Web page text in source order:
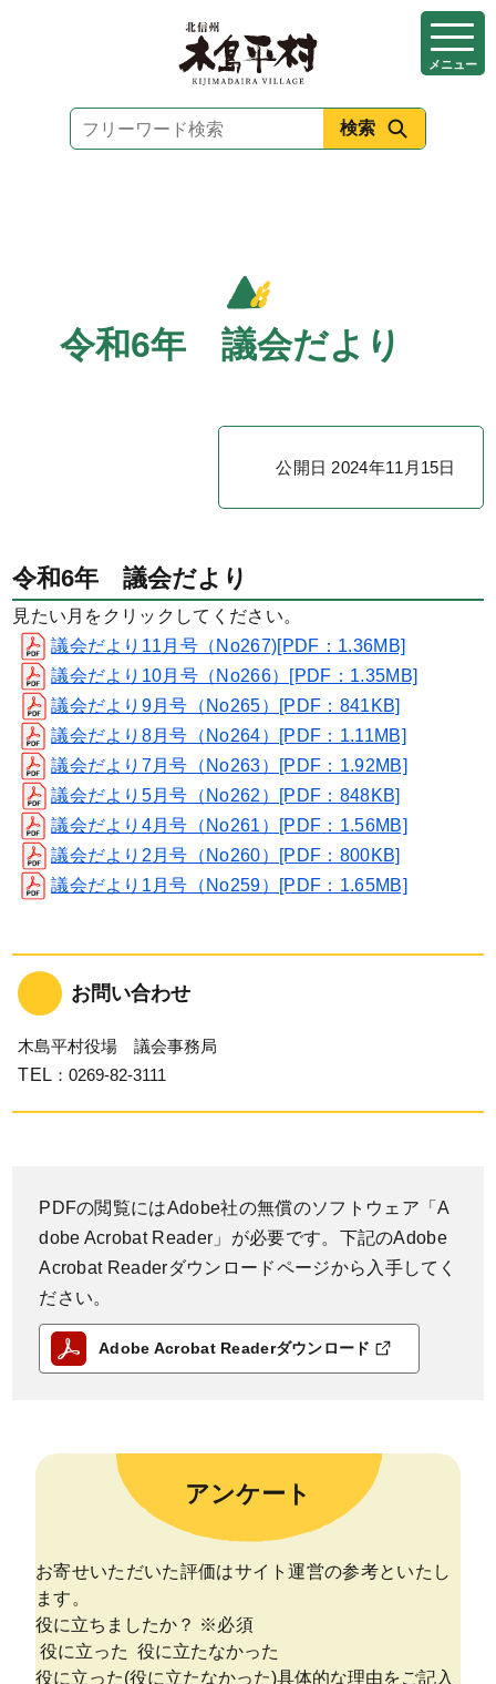
メニュー
令和6年 議会だより
公開日 2024年11月15日
令和6年 議会だより
見たい月をクリックしてください。
議会だより11月号（No267)[PDF：1.36MB]
議会だより10月号（No266）[PDF：1.35MB]
議会だより9月号（No265）[PDF：841KB]
議会だより8月号（No264）[PDF：1.11MB]
議会だより7月号（No263）[PDF：1.92MB]
議会だより5月号（No262）[PDF：848KB]
議会だより4月号（No261）[PDF：1.56MB]
議会だより2月号（No260）[PDF：800KB]
議会だより1月号（No259）[PDF：1.65MB]
お問い合わせ
木島平村役場 議会事務局
TEL ：0269-82-3111
PDFの閲覧にはAdobe社の無償のソフトウェア「A
dobe Acrobat Reader」が必要です。下記のAdobe
Acrobat Readerダウンロードページから入手してく
ださい。
Adobe Acrobat Readerダウンロード
アンケート